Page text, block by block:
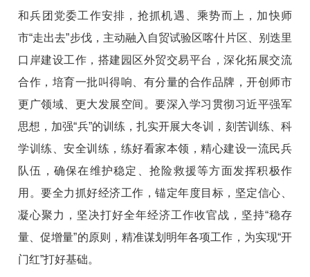
和兵团党委工作安排，抢抓机遇、乘势而上，加快师
市“走出去”步伐，主动融入自贸试验区喀什片区、别迭里
口岸建设工作，搭建园区外贸交易平台，深化拓展交流
合作，培育一批叫得响、有分量的合作品牌，开创师市
更广领域、更大发展空间。要深入学习贯彻习近平强军
思想，加强“兵”的训练，扎实开展大冬训，刻苦训练、科
学训练、安全训练，练好看家本领，精心建设一流民兵
队伍，确保在维护稳定、抢险救援等方面发挥积极作
用。要全力抓好经济工作，锚定年度目标，坚定信心、
凝心聚力，坚决打好全年经济工作收官战，坚持“稳存
量、促增量”的原则，精准谋划明年各项工作，为实现“开
门红”打好基础。